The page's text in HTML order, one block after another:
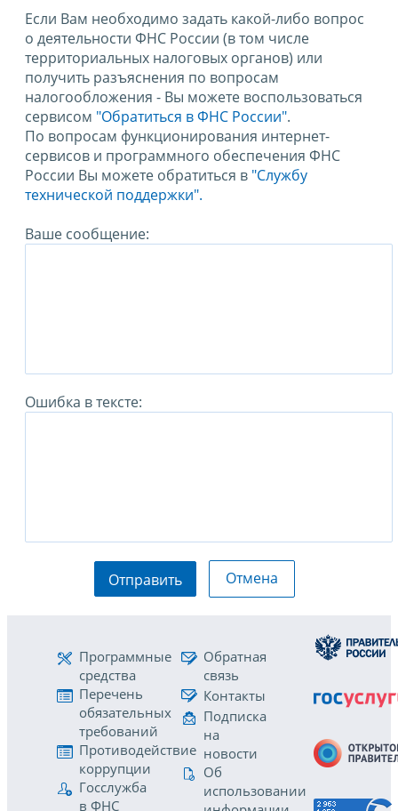
Если Вам необходимо задать какой-либо вопрос
о деятельности ФНС России (в том числе
территориальных налоговых органов) или
получить разъяснения по вопросам
налогообложения - Вы можете воспользоваться
сервисом "Обратиться в ФНС России".
По вопросам функционирования интернет-
сервисов и программного обеспечения ФНС
России Вы можете обратиться в "Службу
технической поддержки".
Ваше сообщение:
Ошибка в тексте:
Отправить Отмена
Программные
средства
Перечень
обязательных
требований
Противодействие
коррупции
Госслужба
в ФНС
Обратная
связь
Контакты
Подписка
на
новости
Об
использовании